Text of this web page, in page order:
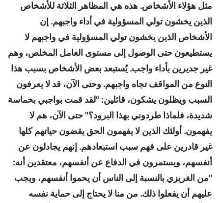
مثل هؤلاء الأشخاص. هذه هي المظاهر الثلاثة للأشخاص
الذين يخشون تولي المسؤولية في أداء واجبهم. إن
الأشخاص الذين يخشون تولي المسؤولية في واجبهم لا
يستطيعون حتى الوصول إلى مستوى العامل المخلص، وهم
غير جديرين بأداء واجب. يُستبعد بعض الأشخاص بسبب هذا
النوع من المواقف تجاه واجبهم. وحتى الآن، قد لا يعرفون
السبب ويظلون يشكون، قائلين: "لقد قمت بواجبي بحماسة
شديدة، فلماذا طردوني بهذا البرود؟" حتى الآن، هم لا
يفهمون. أولئك الذين لا يفهمون الحق يقضون حياتهم كلها
غير قادرين على فهم سبب استبعادهم. إنهم يجادلون عن
أنفسهم، ويستمرون في الدفاع عن أنفسهم، معتقدين أنه:
"من الغريزي بالنسبة إلى الناس أن يحموا أنفسهم، ويجب
عليهم أن يفعلوا ذلك. من منا لا يحتاج إلى حماية نفسه